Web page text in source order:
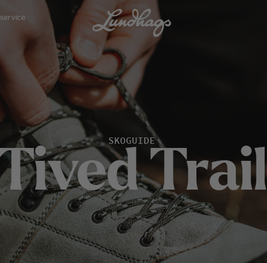
SKOGUIDE
ivedTrail